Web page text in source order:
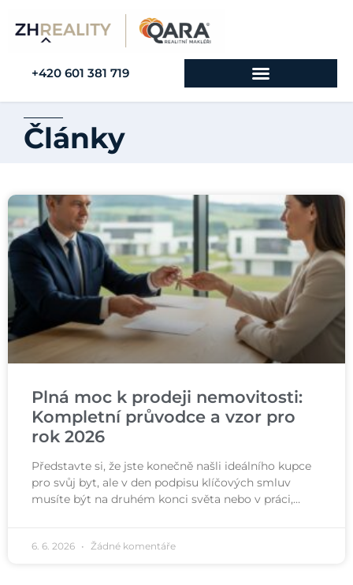
+420 601 381 719
Články
Plná moc k prodeji nemovitosti:
Kompletní průvodce a vzor pro
rok 2026
Představte si, že jste konečně našli ideálního kupce
pro svůj byt, ale v den podpisu klíčových smluv
musíte být na druhém konci světa nebo v práci,…
6. 6. 2026 Žádné komentáře